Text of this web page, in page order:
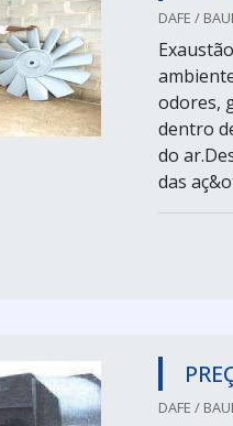
DAFE /
odores,
dentro
do
das
DAFE /